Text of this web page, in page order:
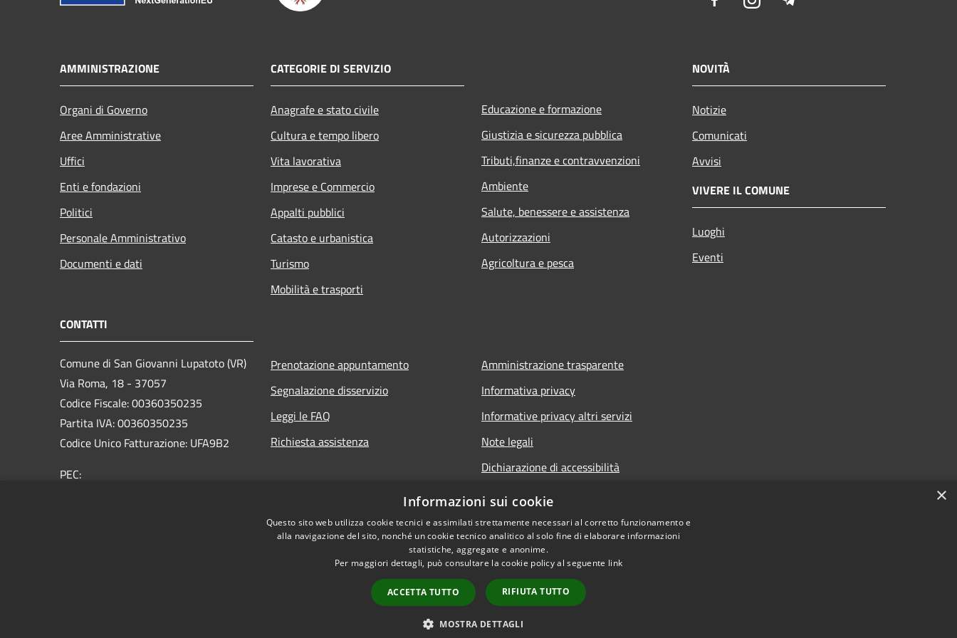
AMMINISTRAZIONE
Organi di Governo
Aree Amministrative
Uffici
Enti e fondazioni
Politici
Personale Amministrativo
Documenti e dati
CATEGORIE DI SERVIZIO
Anagrafe e stato civile
Cultura e tempo libero
Vita lavorativa
Imprese e Commercio
Appalti pubblici
Catasto e urbanistica
Turismo
Mobilità e trasporti
Educazione e formazione
Giustizia e sicurezza pubblica
Tributi,finanze e contravvenzioni
Ambiente
Salute, benessere e assistenza
Autorizzazioni
Agricoltura e pesca
NOVITÀ
Notizie
Comunicati
Avvisi
VIVERE IL COMUNE
Luoghi
Eventi
CONTATTI
Comune di San Giovanni Lupatoto (VR)
Via Roma, 18 - 37057
Codice Fiscale: 00360350235
Partita IVA: 00360350235
Codice Unico Fatturazione: UFA9B2
PEC:
Prenotazione appuntamento
Segnalazione disservizio
Leggi le FAQ
Richiesta assistenza
Amministrazione trasparente
Informativa privacy
Informative privacy altri servizi
Note legali
Dichiarazione di accessibilità
Copyright © 2026 • Comune di San Giovanni Lupatoto • Powered by
×
Informazioni sui cookie
Questo sito web utilizza cookie tecnici e assimilati strettamente necessari al corretto funzionamento e
alla navigazione del sito, nonché un cookie tecnico analitico al solo fine di elaborare informazioni
statistiche, aggregate e anonime.
Per maggiori dettagli, può consultare la cookie policy al seguente link
ACCETTA TUTTO RIFIUTA TUTTO
MOSTRA DETTAGLI